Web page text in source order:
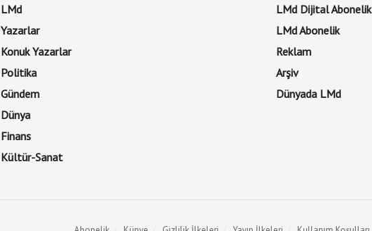
LMd
Yazarlar
Konuk Yazarlar
Politika
Gündem
Dünya
Finans
Kültür-Sanat
LMd Dijital Abonelik
LMd Abonelik
Reklam
Arşiv
Dünyada LMd